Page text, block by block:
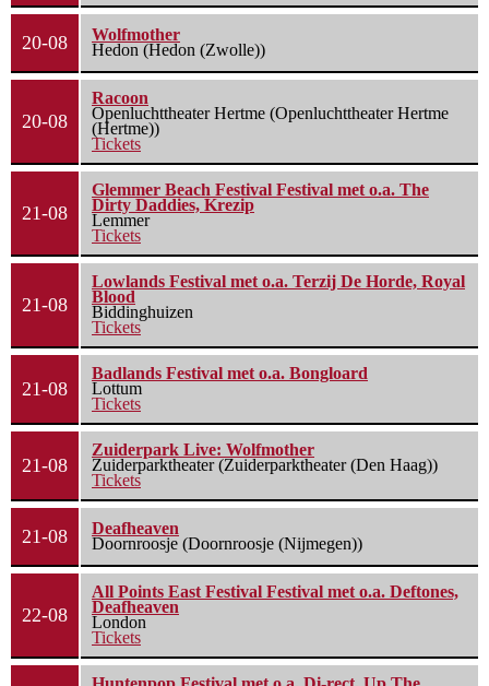
20-08
Wolfmother
Hedon (Hedon (Zwolle))
20-08
Racoon
Openluchttheater Hertme (Openluchttheater Hertme
(Hertme))
Tickets
21-08
Glemmer Beach Festival Festival met o.a. The
Dirty Daddies, Krezip
Lemmer
Tickets
21-08
Lowlands Festival met o.a. Terzij De Horde, Royal
Blood
Biddinghuizen
Tickets
21-08
Badlands Festival met o.a. Bongloard
Lottum
Tickets
21-08
Zuiderpark Live: Wolfmother
Zuiderparktheater (Zuiderparktheater (Den Haag))
Tickets
21-08
Deafheaven
Doornroosje (Doornroosje (Nijmegen))
22-08
All Points East Festival Festival met o.a. Deftones,
Deafheaven
London
Tickets